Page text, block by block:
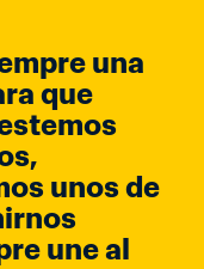
una
que
unos de
une al